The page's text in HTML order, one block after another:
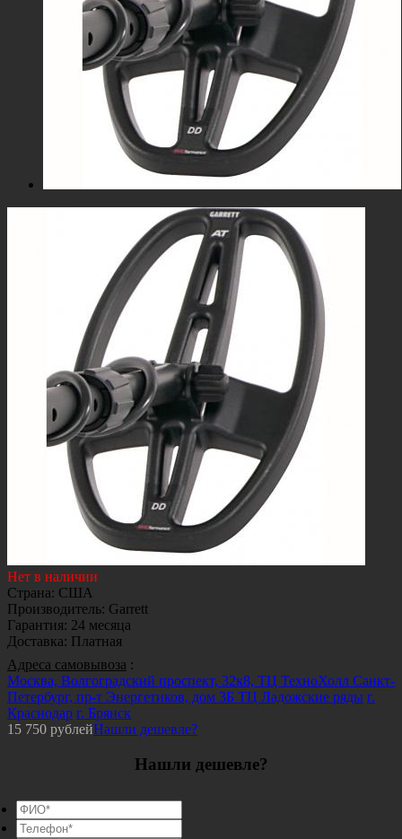
Нет в наличии
Страна: США
Производитель: Garrett
Гарантия: 24 месяца
Доставка: Платная
Адреса самовывоза :
Москва, Волгоградский проспект, 32к8, ТЦ ТехноХолл Санкт-
Петербург, пр-т Энергетиков, дом 3Б ТЦ Ладожские ряды г.
Краснодар г. Брянск
15 750 рублейНашли дешевле?
Нашли дешевле?